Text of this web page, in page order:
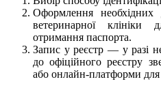
Оформлення необхідних
ветеринарної клініки
отримання паспорта.
Запис у реєстр — у разі
до офіційного реєстру
або онлайн-платформи для